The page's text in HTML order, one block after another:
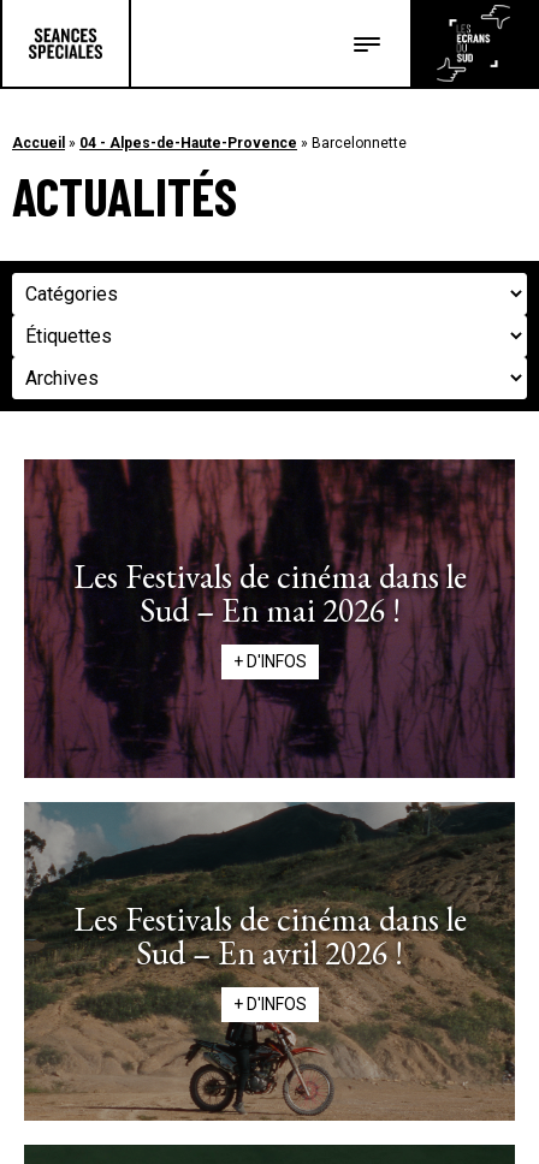
Les articles
Accueil » 04 - Alpes-de-Haute-Provence » Barcelonnette
ACTUALITÉS
Les Festivals de cinéma dans le
Sud – En mai 2026 !
+ D'INFOS
Les Festivals de cinéma dans le
Sud – En avril 2026 !
+ D'INFOS